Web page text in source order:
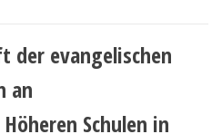
der evangelischen
an
Schulen in